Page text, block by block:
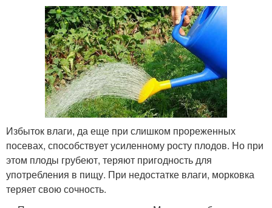
Избыток влаги, да еще при слишком прореженных
посевах, способствует усиленному росту плодов. Но при
этом плоды грубеют, теряют пригодность для
употребления в пищу. При недостатке влаги, морковка
теряет свою сочность.